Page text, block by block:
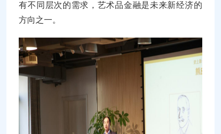
有不同层次的需求，艺术品金融是未来新经济的
方向之一。